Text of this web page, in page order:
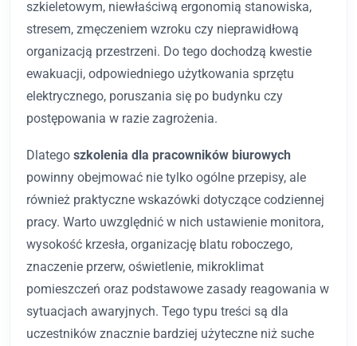
szkieletowym, niewłaściwą ergonomią stanowiska,
stresem, zmęczeniem wzroku czy nieprawidłową
organizacją przestrzeni. Do tego dochodzą kwestie
ewakuacji, odpowiedniego użytkowania sprzętu
elektrycznego, poruszania się po budynku czy
postępowania w razie zagrożenia.
Dlatego szkolenia dla pracowników biurowych
powinny obejmować nie tylko ogólne przepisy, ale
również praktyczne wskazówki dotyczące codziennej
pracy. Warto uwzględnić w nich ustawienie monitora,
wysokość krzesła, organizację blatu roboczego,
znaczenie przerw, oświetlenie, mikroklimat
pomieszczeń oraz podstawowe zasady reagowania w
sytuacjach awaryjnych. Tego typu treści są dla
uczestników znacznie bardziej użyteczne niż suche